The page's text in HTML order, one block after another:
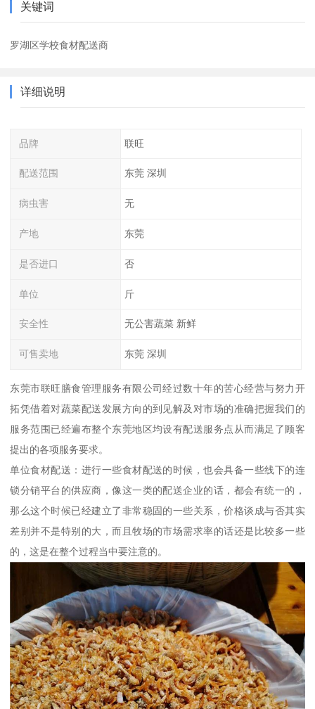
关键词
罗湖区学校食材配送商
详细说明
品牌 联旺
配送范围 东莞 深圳
病虫害 无
产地 东莞
是否进口 否
单位 斤
安全性 无公害蔬菜 新鲜
可售卖地 东莞 深圳
东莞市联旺膳食管理服务有限公司经过数十年的苦心经营与努力开
拓凭借着对蔬菜配送发展方向的到见解及对市场的准确把握我们的
服务范围已经遍布整个东莞地区均设有配送服务点从而满足了顾客
提出的各项服务要求。
单位食材配送：进行一些食材配送的时候，也会具备一些线下的连
锁分销平台的供应商，像这一类的配送企业的话，都会有统一的，
那么这个时候已经建立了非常稳固的一些关系，价格谈成与否其实
差别并不是特别的大，而且牧场的市场需求率的话还是比较多一些
的，这是在整个过程当中要注意的。